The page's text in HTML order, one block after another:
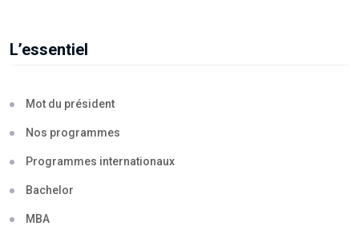
L’essentiel
Mot du président
Nos programmes
Programmes internationaux
Bachelor
MBA